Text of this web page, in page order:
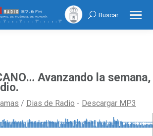
Search:
Buscar
Avanzando la semana,
/ Dias de Radio - Descargar MP3